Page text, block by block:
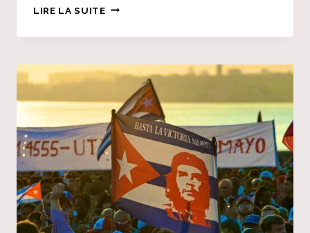
LIRE LA SUITECE
VOUS
À
PROCHAINE
RÉVOLUTION
AMÉRICAINE